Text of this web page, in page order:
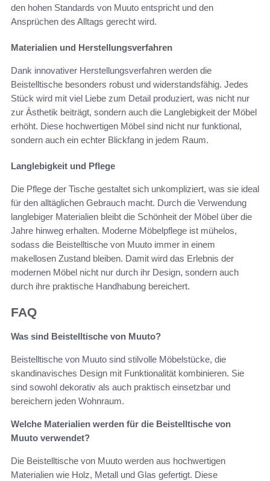
den hohen Standards von Muuto entspricht und den
Ansprüchen des Alltags gerecht wird.
Materialien und Herstellungsverfahren
Dank innovativer Herstellungsverfahren werden die
Beistelltische besonders robust und widerstandsfähig. Jedes
Stück wird mit viel Liebe zum Detail produziert, was nicht nur
zur Ästhetik beiträgt, sondern auch die Langlebigkeit der Möbel
erhöht. Diese hochwertigen Möbel sind nicht nur funktional,
sondern auch ein echter Blickfang in jedem Raum.
Langlebigkeit und Pflege
Die Pflege der Tische gestaltet sich unkompliziert, was sie ideal
für den alltäglichen Gebrauch macht. Durch die Verwendung
langlebiger Materialien bleibt die Schönheit der Möbel über die
Jahre hinweg erhalten. Moderne Möbelpflege ist mühelos,
sodass die Beistelltische von Muuto immer in einem
makellosen Zustand bleiben. Damit wird das Erlebnis der
modernen Möbel nicht nur durch ihr Design, sondern auch
durch ihre praktische Handhabung bereichert.
FAQ
Was sind Beistelltische von Muuto?
Beistelltische von Muuto sind stilvolle Möbelstücke, die
skandinavisches Design mit Funktionalität kombinieren. Sie
sind sowohl dekorativ als auch praktisch einsetzbar und
bereichern jeden Wohnraum.
Welche Materialien werden für die Beistelltische von
Muuto verwendet?
Die Beistelltische von Muuto werden aus hochwertigen
Materialien wie Holz, Metall und Glas gefertigt. Diese